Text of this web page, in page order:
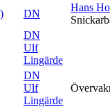
DN
Hans
DN
Ulf
Lingärde
DN
Ulf
Lingärde